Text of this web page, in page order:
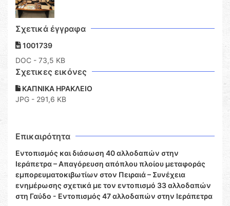
Σχετικά έγγραφα
1001739
DOC - 73,5 KB
Σχετικες εικόνες
ΚΑΠΝΙΚΑ ΗΡΑΚΛΕΙΟ
JPG - 291,6 KB
Επικαιρότητα
Εντοπισμός και διάσωση 40 αλλοδαπών στην
Ιεράπετρα – Απαγόρευση απόπλου πλοίου μεταφοράς
εμπορευματοκιβωτίων στον Πειραιά – Συνέχεια
ενημέρωσης σχετικά με τον εντοπισμό 33 αλλοδαπών
στη Γαύδο - Εντοπισμός 47 αλλοδαπών στην Ιεράπετρα